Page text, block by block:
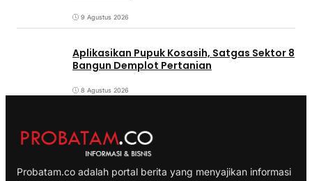
9 Agustus 2026
Aplikasikan Pupuk Kosasih, Satgas Sektor 8
Bangun Demplot Pertanian
8 Agustus 2026
Probatam.co adalah portal berita yang menyajikan informasi